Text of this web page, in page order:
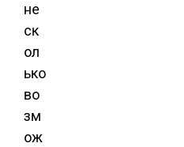
не
ск
ол
ько
во
зм
ож